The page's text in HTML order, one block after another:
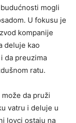
mogli
U fokusu je
kompanije
deluje kao
da preuzima
ratu.
da pruži
vatru i deluje u
lovci ostaju na